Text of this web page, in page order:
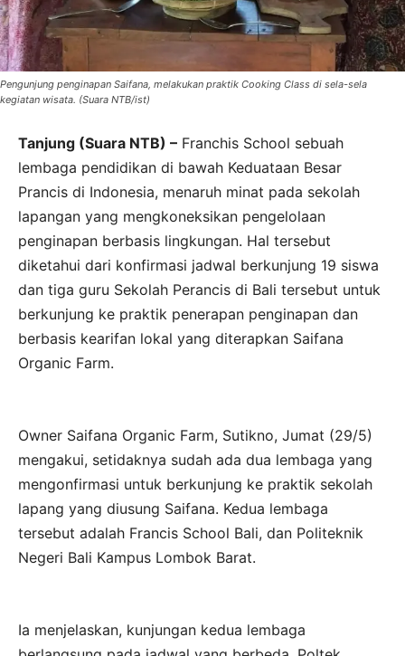
Pengunjung penginapan Saifana, melakukan praktik Cooking Class di sela-sela
kegiatan wisata. (Suara NTB/ist)
Tanjung (Suara NTB) – Franchis School sebuah
lembaga pendidikan di bawah Keduataan Besar
Prancis di Indonesia, menaruh minat pada sekolah
lapangan yang mengkoneksikan pengelolaan
penginapan berbasis lingkungan. Hal tersebut
diketahui dari konfirmasi jadwal berkunjung 19 siswa
dan tiga guru Sekolah Perancis di Bali tersebut untuk
berkunjung ke praktik penerapan penginapan dan
berbasis kearifan lokal yang diterapkan Saifana
Organic Farm.
Owner Saifana Organic Farm, Sutikno, Jumat (29/5)
mengakui, setidaknya sudah ada dua lembaga yang
mengonfirmasi untuk berkunjung ke praktik sekolah
lapang yang diusung Saifana. Kedua lembaga
tersebut adalah Francis School Bali, dan Politeknik
Negeri Bali Kampus Lombok Barat.
Ia menjelaskan, kunjungan kedua lembaga